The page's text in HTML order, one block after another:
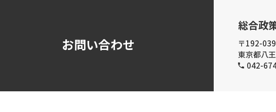
お問い合わせ
総合政
〒192-
東京都八
042-